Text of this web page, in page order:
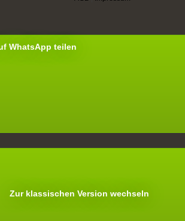
WhatsApp teilen
Zur klassischen Version wechseln